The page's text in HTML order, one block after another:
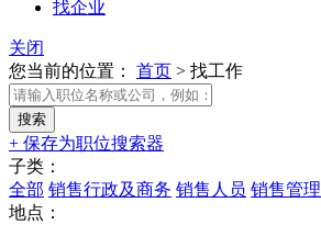
找企业
关闭
您当前的位置： 首页 > 找工作
+ 保存为职位搜索器
子类：
全部 销售行政及商务 销售人员 销售管理
地点：